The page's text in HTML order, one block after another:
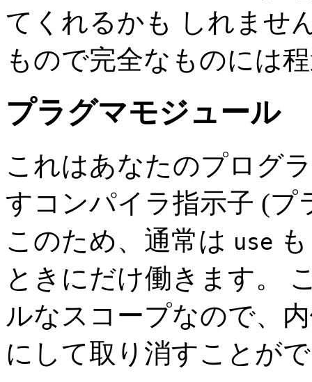
てくれるかも しれませ
もので完全なものには
プラグマモジュール
これはあなたのプログ
すコンパイラ指示子 (
このため、通常は use
ときにだけ働きます。
ルなスコープなので、
にして取り消すことが